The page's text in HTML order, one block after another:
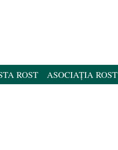
ROST ASOCIAȚIA ROST